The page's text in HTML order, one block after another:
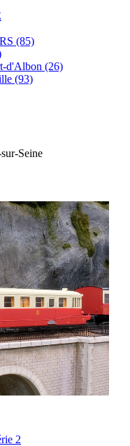
(85)
d'Albon (26)
(93)
Seine
2